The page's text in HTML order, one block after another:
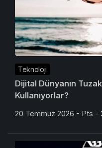
Teknoloji
Dijital Dünyanın
Kullanıyorlar?
20 Temmuz 2026 - Pts -